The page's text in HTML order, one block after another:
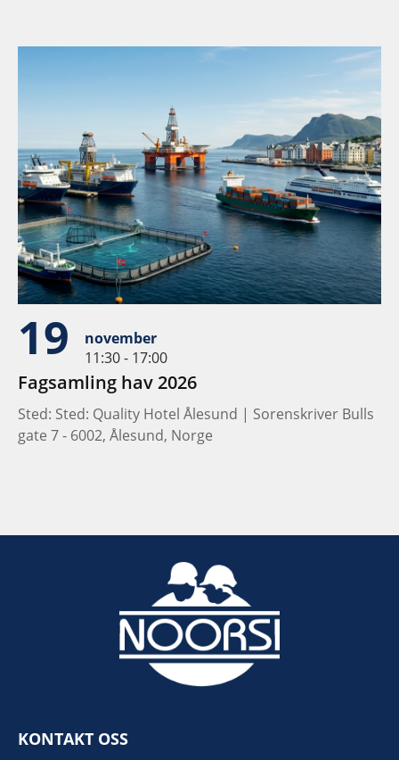
19
november
11:30 - 17:00
Fagsamling hav 2026
Sted: Sted: Quality Hotel Ålesund | Sorenskriver Bulls
gate 7 - 6002, Ålesund, Norge
KONTAKT OSS